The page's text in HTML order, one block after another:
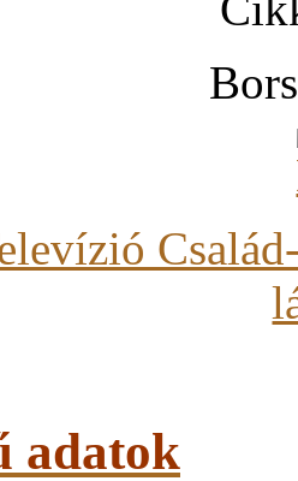
adatok